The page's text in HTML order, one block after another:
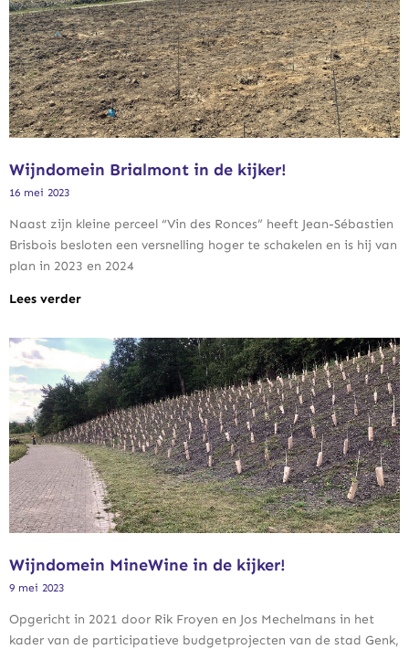
Wijndomein Brialmont in de kijker!
16 mei 2023
Naast zijn kleine perceel “Vin des Ronces” heeft Jean-Sébastien
Brisbois besloten een versnelling hoger te schakelen en is hij van
plan in 2023 en 2024
Lees verder
Wijndomein MineWine in de kijker!
9 mei 2023
Opgericht in 2021 door Rik Froyen en Jos Mechelmans in het
kader van de participatieve budgetprojecten van de stad Genk,